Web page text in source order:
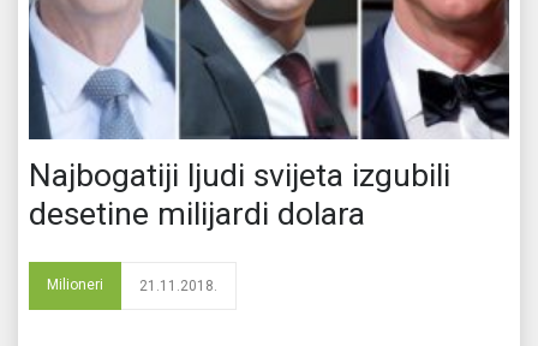
Najbogatiji ljudi svijeta izgubili
desetine milijardi dolara
Milioneri 21.11.2018.